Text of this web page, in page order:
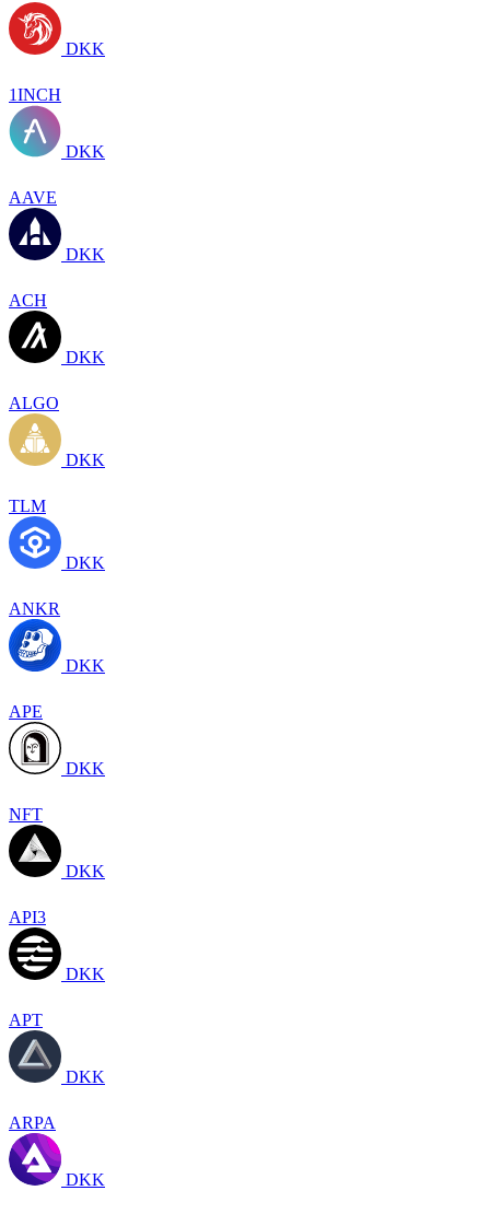
DKK
1INCH
DKK
AAVE
DKK
ACH
DKK
ALGO
DKK
TLM
DKK
ANKR
DKK
APE
DKK
NFT
DKK
API3
DKK
APT
DKK
ARPA
DKK